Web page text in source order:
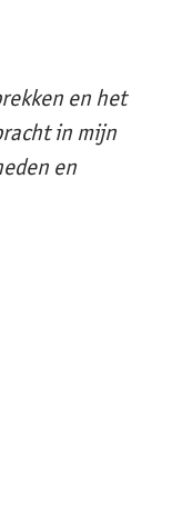
en het
in mijn
en